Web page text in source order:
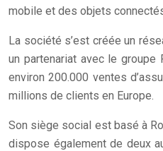
mobile et des objets
La société s’est créée un
un partenariat avec le groupe
environ 200.000 ventes
millions de clients en Europe.
Son siège social est basé à
dispose également de deux